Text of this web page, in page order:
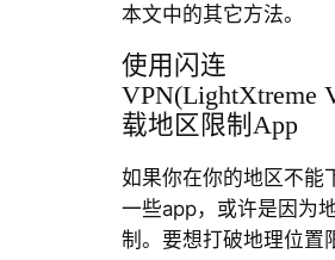
本文中的其它方法。
使用闪连
VPN(LightXtreme
载地区限制App
如果你在你的地区不能
一些app，或许是因为
制。要想打破地理位置